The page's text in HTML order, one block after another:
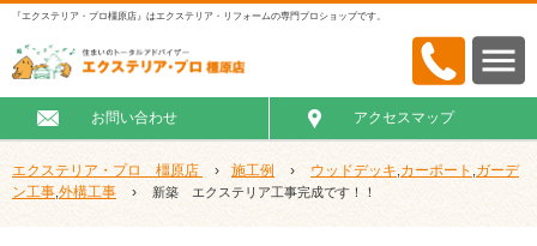
『エクステリア・プロ橿原店』はエクステリア・リフォームの専門プロショップです。
お問い合わせ アクセスマップ
エクステリア・プロ 橿原店 › 施工例 › ウッドデッキ カーポート ガーデ
ン工事 外構工事 › 新築 エクステリア工事完成です！！